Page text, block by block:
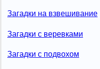
Загадки на взвешивание
Загадки с веревками
Загадки с подвохом